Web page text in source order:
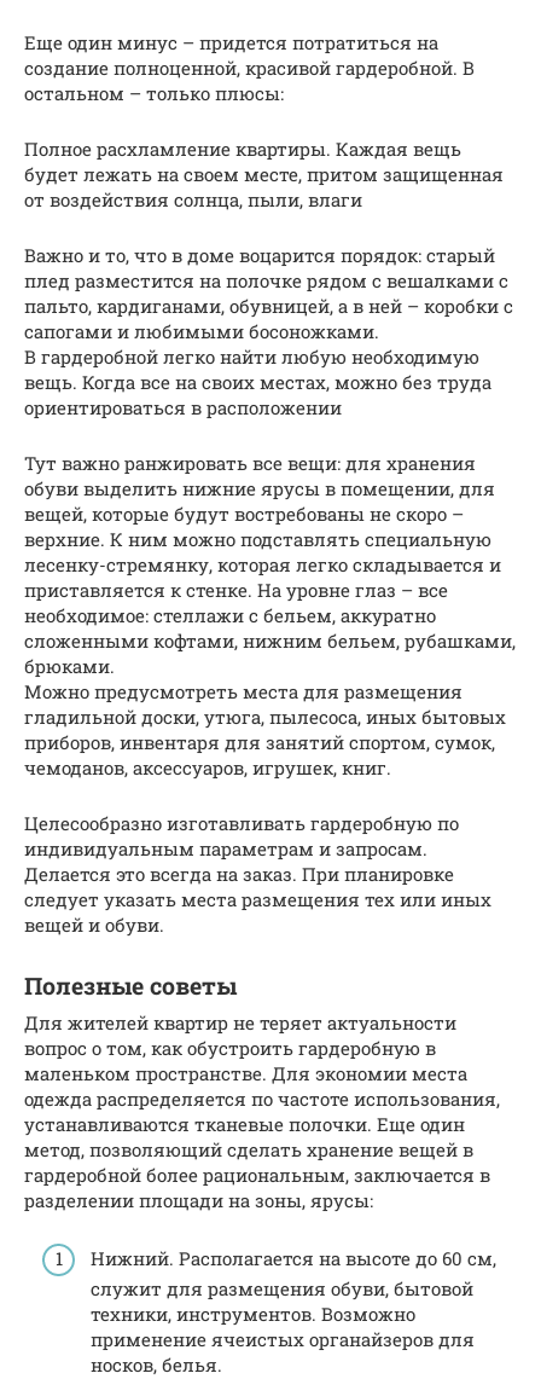
Еще один минус – придется потратиться на
создание полноценной, красивой гардеробной. В
остальном – только плюсы:
Полное расхламление квартиры. Каждая вещь
будет лежать на своем месте, притом защищенная
от воздействия солнца, пыли, влаги
Важно и то, что в доме воцарится порядок: старый
плед разместится на полочке рядом с вешалками с
пальто, кардиганами, обувницей, а в ней – коробки с
сапогами и любимыми босоножками.
В гардеробной легко найти любую необходимую
вещь. Когда все на своих местах, можно без труда
ориентироваться в расположении
Тут важно ранжировать все вещи: для хранения
обуви выделить нижние ярусы в помещении, для
вещей, которые будут востребованы не скоро –
верхние. К ним можно подставлять специальную
лесенку-стремянку, которая легко складывается и
приставляется к стенке. На уровне глаз – все
необходимое: стеллажи с бельем, аккуратно
сложенными кофтами, нижним бельем, рубашками,
брюками.
Можно предусмотреть места для размещения
гладильной доски, утюга, пылесоса, иных бытовых
приборов, инвентаря для занятий спортом, сумок,
чемоданов, аксессуаров, игрушек, книг.
Целесообразно изготавливать гардеробную по
индивидуальным параметрам и запросам.
Делается это всегда на заказ. При планировке
следует указать места размещения тех или иных
вещей и обуви.
Полезные советы
Для жителей квартир не теряет актуальности
вопрос о том, как обустроить гардеробную в
маленьком пространстве. Для экономии места
одежда распределяется по частоте использования,
устанавливаются тканевые полочки. Еще один
метод, позволяющий сделать хранение вещей в
гардеробной более рациональным, заключается в
разделении площади на зоны, ярусы:
Нижний. Располагается на высоте до 60 см,
служит для размещения обуви, бытовой
техники, инструментов. Возможно
применение ячеистых органайзеров для
носков, белья.